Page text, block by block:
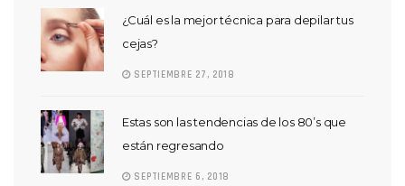
¿Cuál es la mejor técnica para depilar tus
cejas?
SEPTIEMBRE 27, 2018
Estas son las tendencias de los 80’s que
están regresando
SEPTIEMBRE 6, 2018